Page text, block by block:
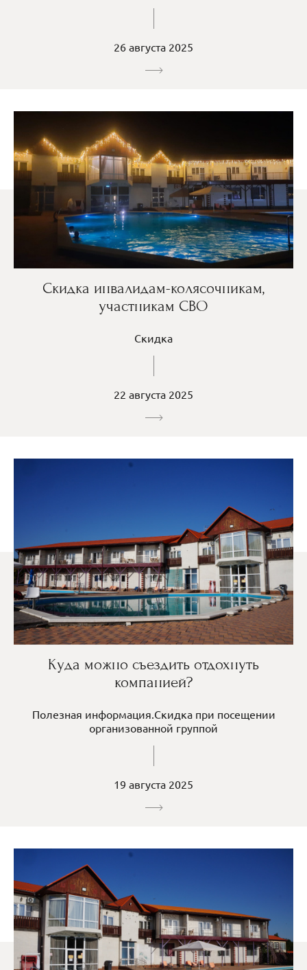
26 августа 2025
Скидка инвалидам-колясочникам,
участникам СВО
Скидка
22 августа 2025
Куда можно съездить отдохнуть
компанией?
Полезная информация.Скидка при посещении
организованной группой
19 августа 2025